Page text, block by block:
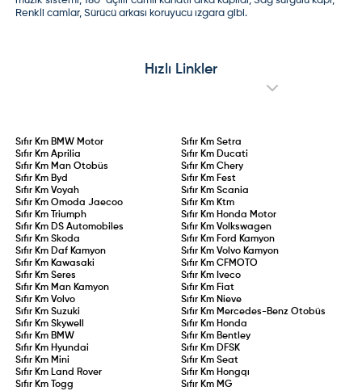
Renkli camlar, Sürücü arkası koruyucu ızgara gibi.
Hızlı Linkler
Sıfır Km BMW Motor Sıfır Km Setra
Sıfır KmAprilia Sıfır Km Ducati
Sıfır Km Man Otobüs Sıfır Km Chery
Sıfır Km Byd Sıfır Km Fest
Sıfır KmVoyah Sıfır Km Scania
Sıfır KmOmoda Jaecoo Sıfır Km Ktm
Sıfır Km
Triumph Sıfır Km Honda Motor
Sıfır Km DS Automobiles Sıfır Km Volkswagen
Sıfır KmSkoda Sıfır Km Ford Kamyon
Sıfır Km Daf Kamyon Sıfır Km Volvo Kamyon
Sıfır Km Kawasaki Sıfır Km CFMOTO
Sıfır KmSeres Sıfır Km Iveco
Sıfır Km Man Kamyon Sıfır Km Fiat
Sıfır KmVolvo Sıfır Km Nieve
Sıfır KmSuzuki Sıfır Km Mercedes-Benz Otobüs
Sıfır KmSkywell Sıfır Km Honda
Sıfır Km BMW Sıfır Km Bentley
Sıfır Km Hyundai Sıfır Km DFSK
Sıfır Km Mini Sıfır Km Seat
Sıfır Km Land Rover Sıfır Km Hongqı
Sıfır Km
Togg Sıfır Km MG